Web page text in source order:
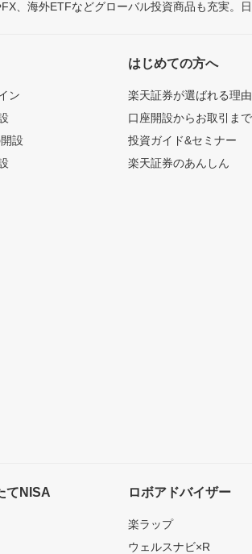
、海外ETFなどグローバル投資商品も充実。
ン
設
はじめての方へ
楽天証券が選ばれる理由
口座開設からお取引ま
投資ガイド&セミナー
楽天証券のあんしん
てNISA ロボアドバイザー
楽ラップ
ウェルスナビ×R